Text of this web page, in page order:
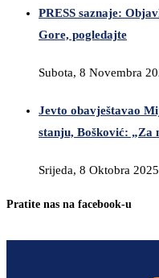
PRESS saznaje:
Gore, pogledajte
Subota, 8 Novembra
Jevto obavještavao
stanju, Bošković: „Za
Srijeda, 8 Oktobra
Pratite nas na facebook-u